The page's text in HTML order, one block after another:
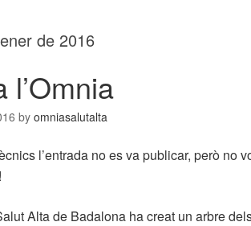
de 2016
l’Omnia
by omniasalutalta
l’entrada no es va publicar, però no
Alta de Badalona ha creat un arbre